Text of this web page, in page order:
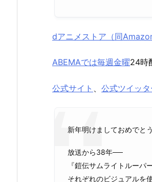
dアニメストア（同
ABEMAでは毎週金曜24時
公式サイト 、 公式ツイッタ
新年明けましておめでと
放送から38年──
『鎧伝サムライトルー
それぞれのビジュアルを